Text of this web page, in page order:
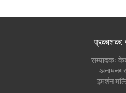
प्रकाशक:
सम्पादकः
इमर्शन